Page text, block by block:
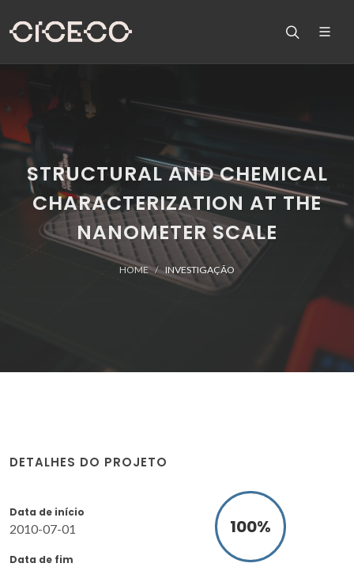
STRUCTURAL AND CHEMICAL
CHARACTERIZATION AT THE
NANOMETER SCALE
HOME INVESTIGAÇÃO
DETALHES DO PROJETO
Data de início
2010-07-01
Data de fim
100%